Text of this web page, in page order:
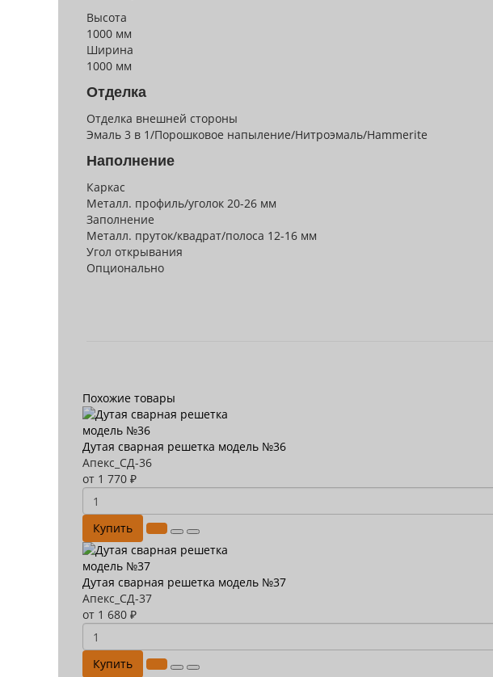
Высота
1000 мм
Ширина
1000 мм
Отделка
Отделка внешней стороны
Эмаль 3 в 1/Порошковое напыление/Нитроэмаль/Hammerite
Наполнение
Каркас
Металл. профиль/уголок 20-26 мм
Заполнение
Металл. пруток/квадрат/полоса 12-16 мм
Угол открывания
Опционально
Похожие товары
Дутая сварная решетка модель №36
Апекс_СД-36
от 1 770 ₽
Купить
Дутая сварная решетка модель №37
Апекс_СД-37
от 1 680 ₽
Купить